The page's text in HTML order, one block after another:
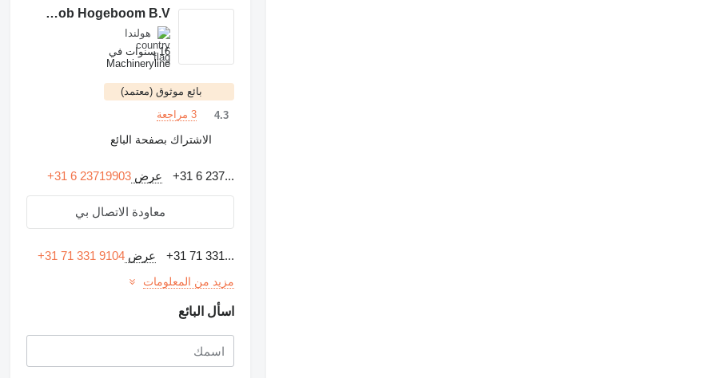
Handelsonderneming Rob Hogeboom B.V
هولندا
16 سنوات في
Machineryline
بائع موثوق (معتمد)
4.3
3 مراجعة
الاشتراك بصفحة البائع
+31 6 237... عرض+31 6 23719903
معاودة الاتصال بي
+31 71 331... عرض+31 71 331 9104
مزيد من المعلومات
اسأل البائع